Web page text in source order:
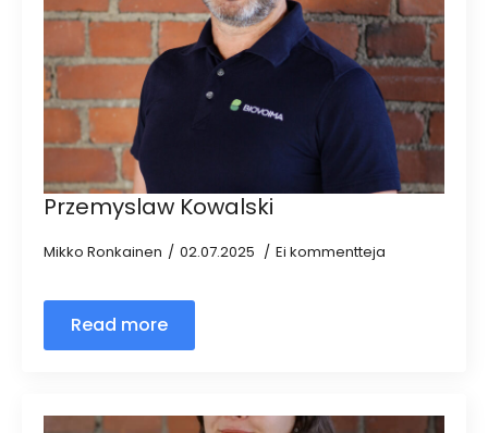
Przemyslaw Kowalski
Mikko Ronkainen 02.07.2025 Ei kommentteja
Read more